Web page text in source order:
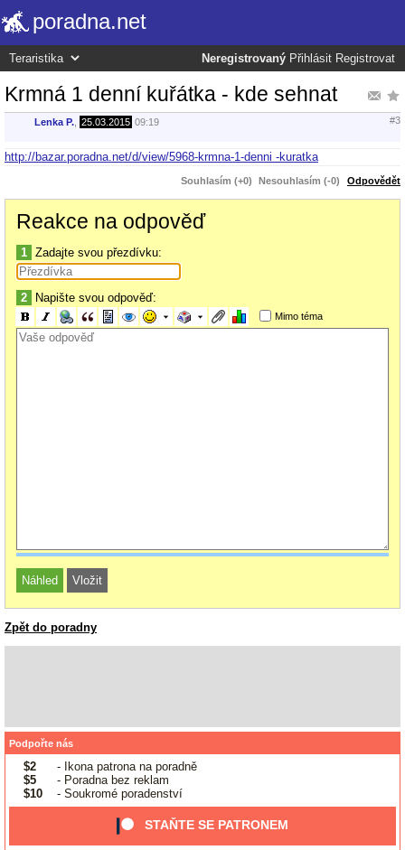
poradna.net
Neregistrovaný Přihlásit Registrovat
Krmná 1 denní kuřátka - kde sehnat
Lenka P. 25.03.2015 09:19 #3
http://bazar.poradna.net/d/view/5968-krmna-1-denni -kuratka
Souhlasím (+0) Nesouhlasím (-0) Odpovědět
Reakce na odpověď
1 Zadajte svou přezdívku:
2 Napište svou odpověď:
Mimo téma
Zpět do poradny
Podpořte nás
$2
- Ikona patrona na poradně
$5
- Poradna bez reklam
$10
- Soukromé poradenství
STAŇTE SE PATRONEM